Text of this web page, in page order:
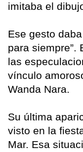
imitaba el
Ese gesto
para siempre”.
las
vínculo
Wanda Nara.
Su última
visto en la
Mar. Esa